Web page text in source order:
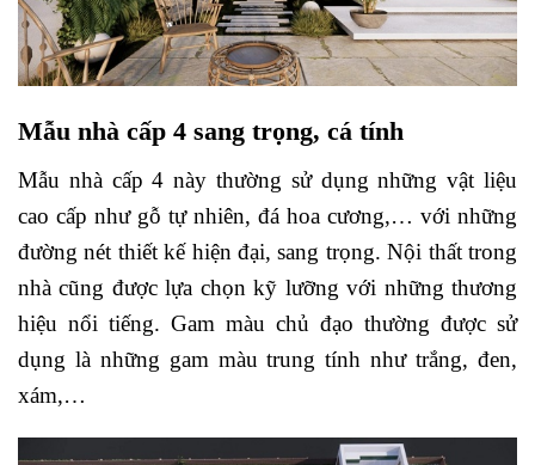
Mẫu nhà cấp 4 sang trọng, cá tính
Mẫu nhà cấp 4 này thường sử dụng những vật liệu
cao cấp như gỗ tự nhiên, đá hoa cương,… với những
đường nét thiết kế hiện đại, sang trọng. Nội thất trong
nhà cũng được lựa chọn kỹ lưỡng với những thương
hiệu nổi tiếng. Gam màu chủ đạo thường được sử
dụng là những gam màu trung tính như trắng, đen,
xám,…